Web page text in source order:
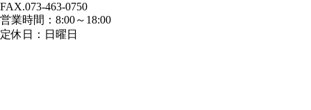
FAX.073-463-0750
営業時間：8:00～18:00
定休日：日曜日